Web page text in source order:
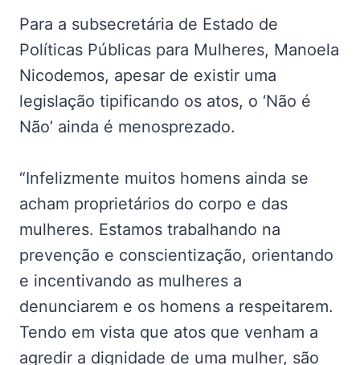
Para a subsecretária de Estado de
Políticas Públicas para Mulheres, Manoela
Nicodemos, apesar de existir uma
legislação tipificando os atos, o ‘Não é
Não’ ainda é menosprezado.
“Infelizmente muitos homens ainda se
acham proprietários do corpo e das
mulheres. Estamos trabalhando na
prevenção e conscientização, orientando
e incentivando as mulheres a
denunciarem e os homens a respeitarem.
Tendo em vista que atos que venham a
agredir a dignidade de uma mulher, são